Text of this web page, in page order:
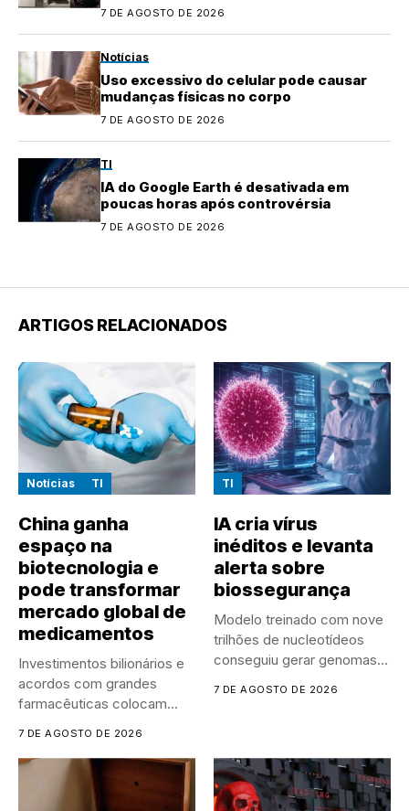
quase perdido
7 DE AGOSTO DE 2026
Notícias
Uso excessivo do celular pode causar
mudanças físicas no corpo
7 DE AGOSTO DE 2026
TI
IA do Google Earth é desativada em
poucas horas após controvérsia
7 DE AGOSTO DE 2026
ARTIGOS RELACIONADOS
Notícias TI
China ganha
espaço na
biotecnologia e
pode transformar
mercado global de
medicamentos
Investimentos bilionários e
acordos com grandes
farmacêuticas colocam
7 DE AGOSTO DE 2026
TI
IA cria vírus
inéditos e levanta
alerta sobre
biossegurança
Modelo treinado com nove
trilhões de nucleotídeos
conseguiu gerar genomas
7 DE AGOSTO DE 2026